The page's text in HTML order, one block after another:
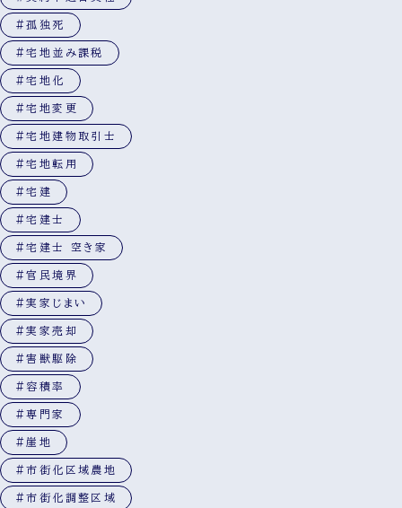
#孤独死
#宅地並み課税
#宅地化
#宅地変更
#宅地建物取引士
#宅地転用
#宅建
#宅建士
#宅建士 空き家
#官民境界
#実家じまい
#実家売却
#害獣駆除
#容積率
#専門家
#崖地
#市街化区域農地
#市街化調整区域